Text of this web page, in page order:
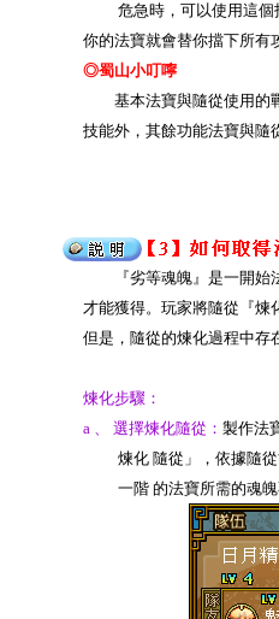
危急時，可以使用這個
你的法寶就會替你擋下所有
◎蜀山小叮嚀
基本法寶與隨從使用的戰
技能外，其餘功能法寶與隨
『劣等魂魄』是一開始法
才能獲得。玩家將隨從『煉
但是，隨從的煉化過程中存
煉化步驟：
a 、 選擇煉化隨從： 製作法
煉化 隨從」，依據隨從
一階 的法寶所需的魂魄